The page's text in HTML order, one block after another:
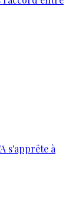
s'apprête à